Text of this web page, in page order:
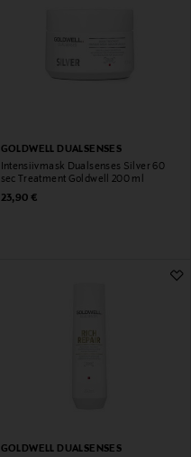
GOLDWELL DUALSENSES
Intensiivmask Dualsenses Silver 60
sec Treatment Goldwell 200 ml
Original Price
23,90 €
GOLDWELL DUALSENSES